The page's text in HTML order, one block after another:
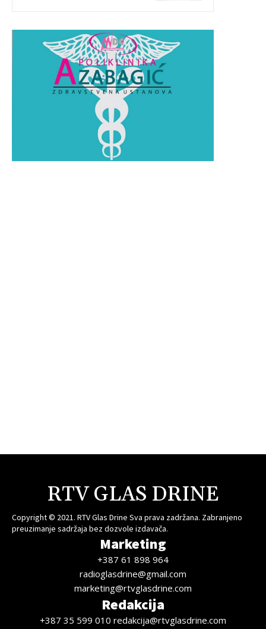
RTV GLAS DRINE
Copyright © 2021. RTV Glas Drine Sva prava zadržana. Zabranjeno
preuzimanje sadržaja bez dozvole izdavača.
Marketing
+387 61 898 964
radioglasdrine@gmail.com
marketing@rtvglasdrine.com
Redakcija
+387 35 599 010 redakcija@rtvglasdrine.com